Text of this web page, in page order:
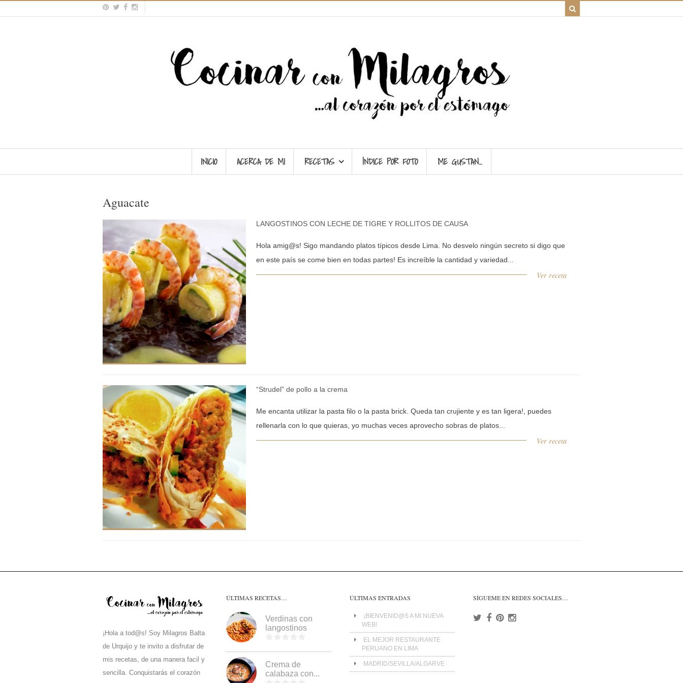
INICIO ACERCA DE MI RECETAS ÍNDICE POR FOTO ME GUSTAN…
Aguacate
LANGOSTINOS CON LECHE DE TIGRE Y ROLLITOS DE CAUSA
Hola amig@s! Sigo mandando platos típicos desde Lima. No desvelo ningún secreto si digo que
en este país se come bien en todas partes! Es increíble la cantidad y variedad...
Ver receta
“Strudel” de pollo a la crema
Me encanta utilizar la pasta filo o la pasta brick. Queda tan crujiente y es tan ligera!, puedes
rellenarla con lo que quieras, yo muchas veces aprovecho sobras de platos...
Ver receta
¡Hola a tod@s! Soy Milagros Balta
de Urquijo y te invito a disfrutar de
mis recetas, de una manera facil y
sencilla. Conquistarás el corazón
ÚLTIMAS RECETAS…
Verdinas con
langostinos
Crema de
calabaza con...
ÚLTIMAS ENTRADAS
¡BIENVENID@S A MI NUEVA
WEB!
EL MEJOR RESTAURANTE
PERUANO EN LIMA
MADRID/SEVILLA/ALGARVE
SÍGUEME EN REDES SOCIALES…